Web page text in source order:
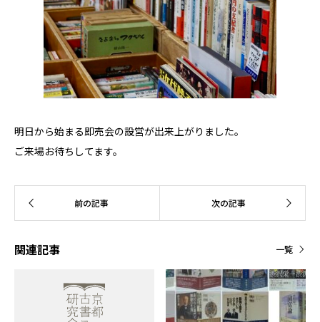
明日から始まる即売会の設営が出来上がりました。
ご来場お待ちしてます。
関連記事 一覧